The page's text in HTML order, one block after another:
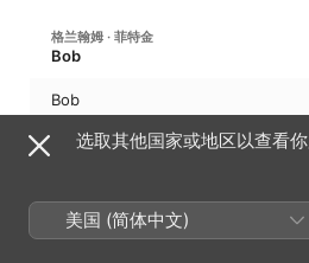
格兰翰姆 · 菲特金
Bob
Bob
Simon Haram
镜中之镜
Spiegel Im Spiegel
选取其他国家或地区以查看
美国 (简体中文)